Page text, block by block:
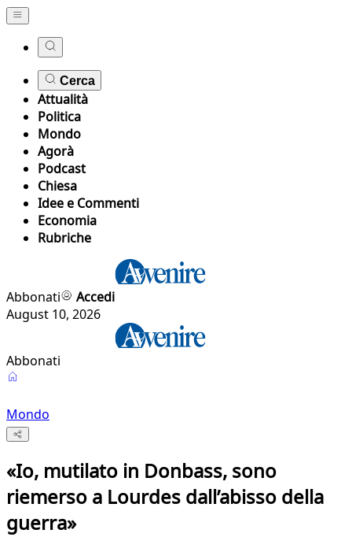
Cerca
Attualità
Politica
Mondo
Agorà
Podcast
Chiesa
Idee e Commenti
Economia
Rubriche
Abbonati
Accedi
August 10, 2026
Abbonati
Mondo
«Io, mutilato in Donbass, sono
riemerso a Lourdes dall’abisso della
guerra»